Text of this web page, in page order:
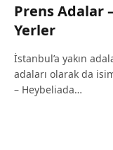
Prens Adalar
Yerler
İstanbul’a yakın
adaları olarak da
– Heybeliada…